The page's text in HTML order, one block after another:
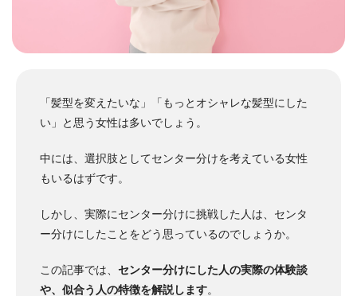
「髪型を変えたいな」「もっとオシャレな髪型にした
い」と思う女性は多いでしょう。
中には、選択肢としてセンター分けを考えている女性
もいるはずです。
しかし、実際にセンター分けに挑戦した人は、センタ
ー分けにしたことをどう思っているのでしょうか。
この記事では、 センター分けにした人の実際の体験談
や、似合う人の特徴を解説します。